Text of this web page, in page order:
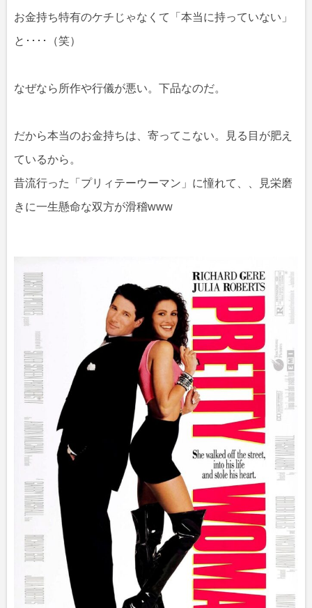
お金持ち特有のケチじゃなくて「本当に持っていない」
と････（笑）
なぜなら所作や行儀が悪い。下品なのだ。
だから本当のお金持ちは、寄ってこない。見る目が肥え
ているから。
昔流行った「プリィテーウーマン」に憧れて、、見栄磨
きに一生懸命な双方が滑稽www